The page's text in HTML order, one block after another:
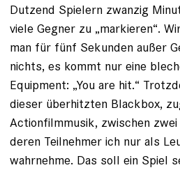
Dutzend Spielern zwanzig
viele Gegner zu „markieren“.
man für fünf Sekunden außer
nichts, es kommt nur eine
Equipment: „You are hit.“
dieser überhitzten Blackbox,
Actionfilmmusik, zwischen
deren Teilnehmer ich nur als
wahrnehme. Das soll ein Spiel